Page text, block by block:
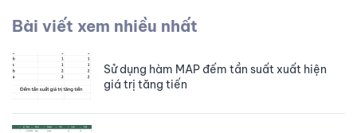
Bài viết xem nhiều nhất
Sử dụng hàm MAP đếm tần suất xuất hiện
giá trị tăng tiến